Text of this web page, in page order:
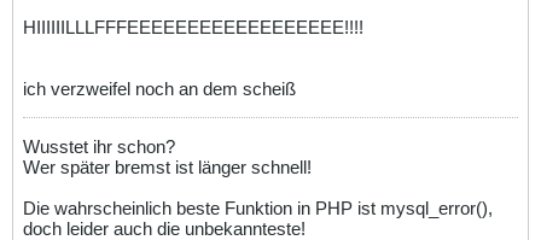
HIIIIIILLLFFFEEEEEEEEEEEEEEEEEE!!!!
ich verzweifel noch an dem scheiß
Wusstet ihr schon?
Wer später bremst ist länger schnell!
Die wahrscheinlich beste Funktion in PHP ist mysql_error(),
doch leider auch die unbekannteste!